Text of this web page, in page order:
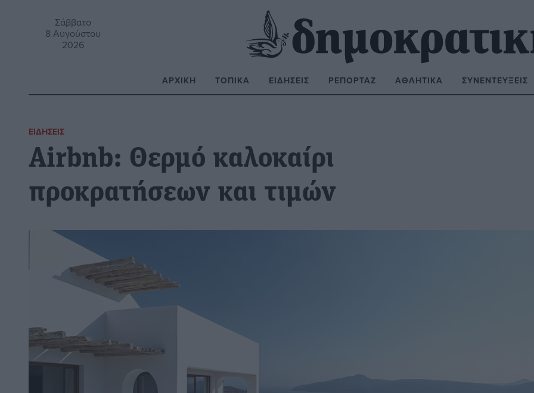
Σάββατο
8 Αυγούστου
2026
ΑΡΧΙΚΉ ΤΟΠΙΚΆ ΕΙΔΉΣΕΙΣ ΡΕΠΟΡΤΆΖ ΑΘΛΗΤΙΚΆ ΣΥΝΕΝΤΕΎΞΕΙΣ
ΕΙΔΉΣΕΙΣ
Airbnb: Θερμό καλοκαίρι
προκρατήσεων και τιμών